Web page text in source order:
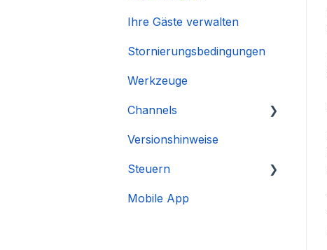
Ihre Gäste verwalten
Stornierungsbedingungen
Werkzeuge
Channels
Integration des Accounts
Versionshinweise
Steuern
DAC 7
Mobile App